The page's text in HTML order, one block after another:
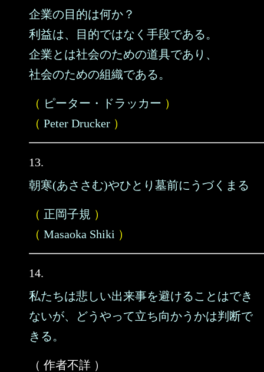
企業の目的は何か？
利益は、目的ではなく手段である。
企業とは社会のための道具であり、
社会のための組織である。
（ ピーター・ドラッカー ）
（ Peter Drucker ）
13.
朝寒(あささむ)やひとり墓前にうづくまる
（ 正岡子規 ）
（ Masaoka Shiki ）
14.
私たちは悲しい出来事を避けることはでき
ないが、どうやって立ち向かうかは判断で
きる。
（ 作者不詳 ）